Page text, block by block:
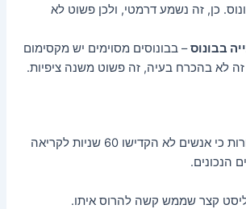
כן, זה נשמע דרמטי, ולכן פשוט לא
בבונוס– בבונוסים מסוימים יש מקסימום
לא בהכרח בעיה, זה פשוט משנה ציפיות.
רוב ה״הפתעות״ קורות כי אנשים לא הקדישו 60 שניות לקריאה
הנכונים.
קצר שממש קשה להרוס איתו.